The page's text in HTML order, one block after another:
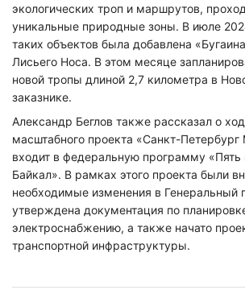
экологических троп и маршрутов,
уникальные природные зоны. В июле
таких объектов была добавлена
Лисьего Носа. В этом месяце
новой тропы длиной 2,7 километра в
заказнике.
Александр Беглов также рассказал о
масштабного проекта «Санкт-
входит в федеральную программу «Пять
Байкал». В рамках этого проекта были
необходимые изменения в Генеральный
утверждена документация по
электроснабжению, а также начато
транспортной инфраструктуры.